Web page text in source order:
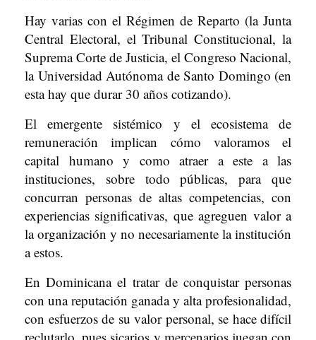
Hay varias con el Régimen de Reparto (la Junta
Central Electoral, el Tribunal Constitucional, la
Suprema Corte de Justicia, el Congreso Nacional,
la Universidad Autónoma de Santo Domingo (en
esta hay que durar 30 años cotizando).
El emergente sistémico y el ecosistema de
remuneración implican cómo valoramos el
capital humano y como atraer a este a las
instituciones, sobre todo públicas, para que
concurran personas de altas competencias, con
experiencias significativas, que agreguen valor a
la organización y no necesariamente la institución
a estos.
En Dominicana el tratar de conquistar personas
con una reputación ganada y alta profesionalidad,
con esfuerzos de su valor personal, se hace difícil